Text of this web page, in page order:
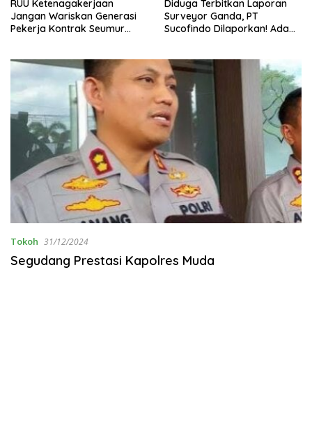
Generasi
Seumur
Diduga Terbitkan Laporan
Surveyor Ganda, PT
Sucofindo Dilaporkan! Ada
ASPEK
Menjadi
Tokoh 31/12/2024
Segudang Prestasi Kapolres Muda